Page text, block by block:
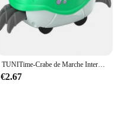
TUNITime-Crabe de Marche Interactif à Double Force pour Bébé, Jouet Sensoriel pour ApprentiCumbria et Développement de Ramper
€2.67